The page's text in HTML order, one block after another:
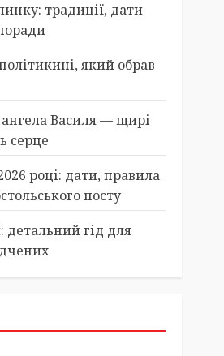
традиції, дати
який обрав
Василя — щирі
серце
році: дати, правила
посту
гід для